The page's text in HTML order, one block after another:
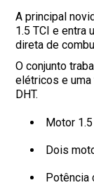
A principal
1.5 TCI e entra
direta de
O conjunto
elétricos e
DHT.
Motor
Dois
Potência